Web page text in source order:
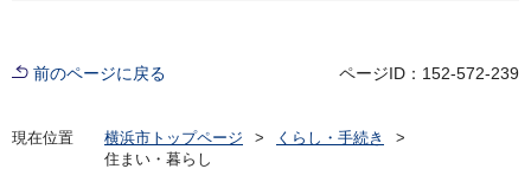
前のページに戻る ページID：152-572-239
現在位置 横浜市トップページ
くらし・手続き
住まい・暮らし